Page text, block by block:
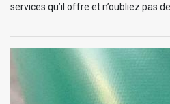
services qu’il offre et n’oubliez pas